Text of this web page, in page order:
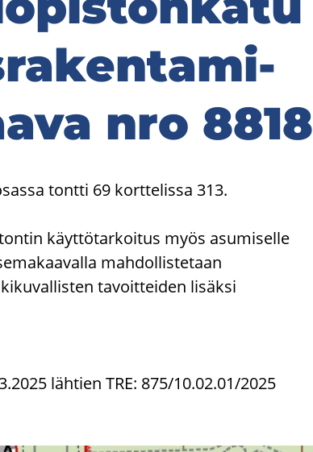
nro 8818
tontti 69 korttelissa 313.
käyttötarkoitus myös asumiselle
mahdollistetaan
tavoitteiden lisäksi
lähtien TRE: 875/10.02.01/2025